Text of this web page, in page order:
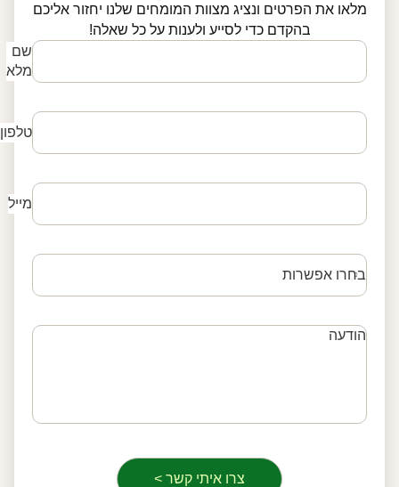
מלאו את הפרטים ונציג מצוות המומחים שלנו יחזור אליכם
בהקדם כדי לסייע ולענות על כל שאלה!
שם
מלא
טלפון
מייל